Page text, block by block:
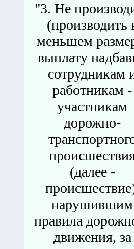
"3. Не
(производить
меньшем
выплату
сотрудникам
работникам -
участникам
дорожно-
(далее -
нарушившим
правила
движения, за